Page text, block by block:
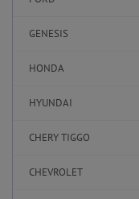
GENESIS
HONDA
HYUNDAI
CHERY TIGGO
CHEVROLET